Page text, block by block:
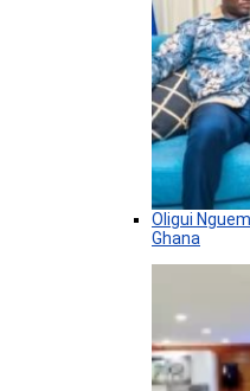
Oligui
Ghana